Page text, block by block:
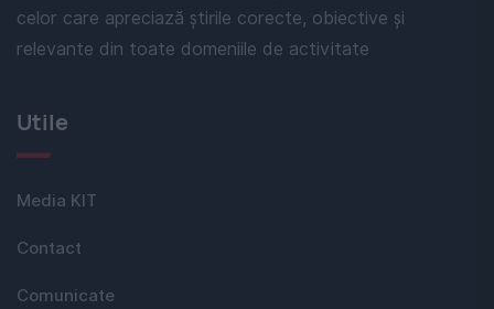
celor care apreciază știrile corecte, obiective și
relevante din toate domeniile de activitate
Utile
Media KIT
Contact
Comunicate